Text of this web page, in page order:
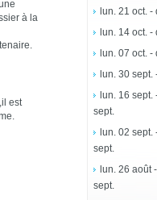
lun. 21 oct. -
lun. 14 oct. -
lun. 07 oct. -
lun. 30 sept.
lun. 16 sept.
sept.
lun. 02 sept.
sept.
lun. 26 août
sept.
à la
est